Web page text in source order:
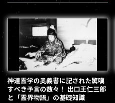
神道霊学の奥義書に記された驚嘆
すべき予言の数々！ 出口王仁三郎
と「霊界物語」の基礎知識